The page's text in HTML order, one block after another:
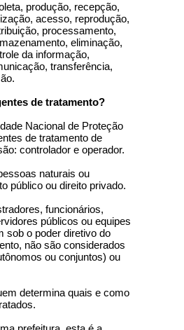
produção, recepção,
acesso, reprodução,
processamento,
eliminação,
da informação,
transferência,
de tratamento?
Nacional de Proteção
de tratamento de
controlador e operador.
naturais ou
público ou direito privado.
funcionários,
públicos ou equipes
sob o poder diretivo do
não são considerados
ou conjuntos) ou
determina quais e como